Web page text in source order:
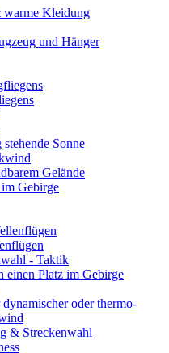
warme Kleidung
und Hänger
Sonne
Gelände
Gebirge
- Taktik
einen Platz im Gebirge
oder thermo-
& Streckenwahl